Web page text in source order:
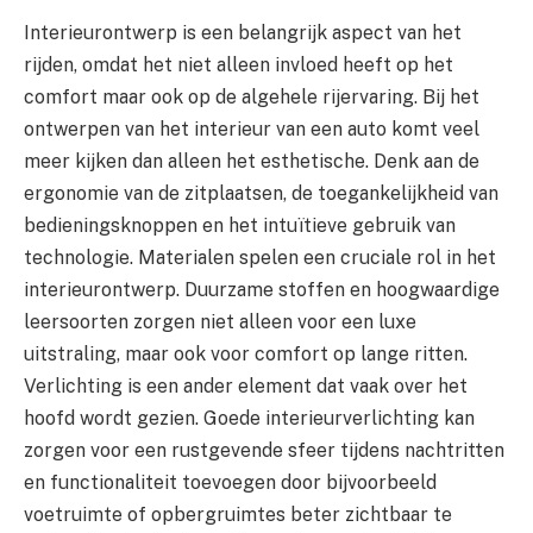
Interieurontwerp is een belangrijk aspect van het
rijden, omdat het niet alleen invloed heeft op het
comfort maar ook op de algehele rijervaring. Bij het
ontwerpen van het interieur van een auto komt veel
meer kijken dan alleen het esthetische. Denk aan de
ergonomie van de zitplaatsen, de toegankelijkheid van
bedieningsknoppen en het intuïtieve gebruik van
technologie. Materialen spelen een cruciale rol in het
interieurontwerp. Duurzame stoffen en hoogwaardige
leersoorten zorgen niet alleen voor een luxe
uitstraling, maar ook voor comfort op lange ritten.
Verlichting is een ander element dat vaak over het
hoofd wordt gezien. Goede interieurverlichting kan
zorgen voor een rustgevende sfeer tijdens nachtritten
en functionaliteit toevoegen door bijvoorbeeld
voetruimte of opbergruimtes beter zichtbaar te